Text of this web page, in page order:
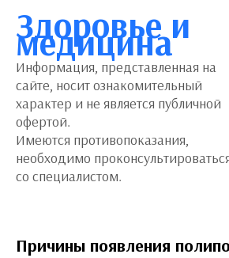
Здоровье и
медицина
Информация, представленная на
сайте, носит ознакомительный
характер и не является публичной
офертой.
Имеются противопоказания,
необходимо
со специалистом.
Причины появления